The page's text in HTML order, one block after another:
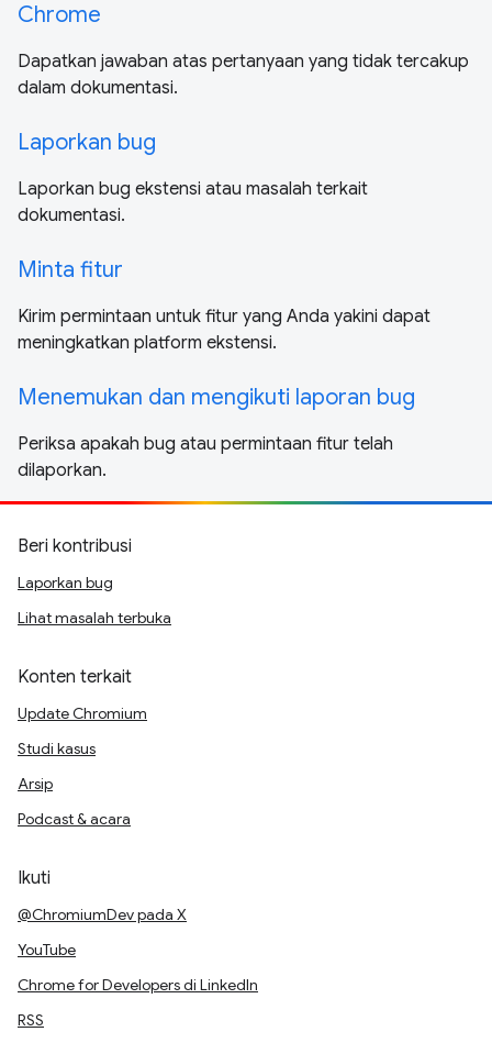
Chrome
Dapatkan jawaban atas pertanyaan yang tidak tercakup
dalam dokumentasi.
Laporkan bug
Laporkan bug ekstensi atau masalah terkait
dokumentasi.
Minta fitur
Kirim permintaan untuk fitur yang Anda yakini dapat
meningkatkan platform ekstensi.
Menemukan dan mengikuti laporan bug
Periksa apakah bug atau permintaan fitur telah
dilaporkan.
Beri kontribusi
Laporkan bug
Lihat masalah terbuka
Konten terkait
Update Chromium
Studi kasus
Arsip
Podcast & acara
Ikuti
@ChromiumDev pada X
YouTube
Chrome for Developers di LinkedIn
RSS